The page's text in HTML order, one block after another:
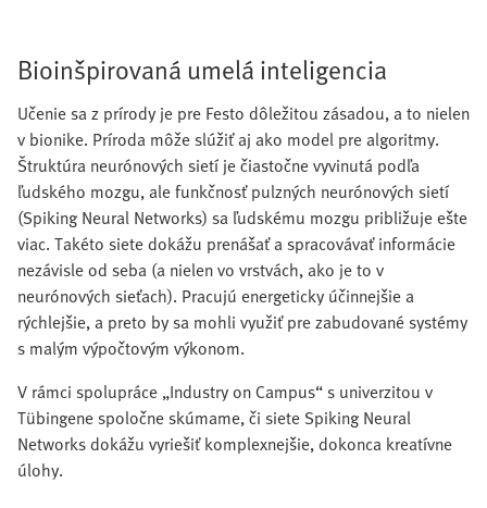
Bioinšpirovaná umelá inteligencia
Učenie sa z prírody je pre Festo dôležitou zásadou, a to nielen
v bionike. Príroda môže slúžiť aj ako model pre algoritmy.
Štruktúra neurónových sietí je čiastočne vyvinutá podľa
ľudského mozgu, ale funkčnosť pulzných neurónových sietí
(Spiking Neural Networks) sa ľudskému mozgu približuje ešte
viac. Takéto siete dokážu prenášať a spracovávať informácie
nezávisle od seba (a nielen vo vrstvách, ako je to v
neurónových sieťach). Pracujú energeticky účinnejšie a
rýchlejšie, a preto by sa mohli využiť pre zabudované systémy
s malým výpočtovým výkonom.
V rámci spolupráce „Industry on Campus“ s univerzitou v
Tübingene spoločne skúmame, či siete Spiking Neural
Networks dokážu vyriešiť komplexnejšie, dokonca kreatívne
úlohy.